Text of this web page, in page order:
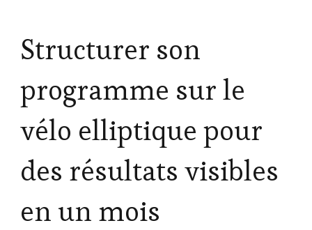
Structurer son
programme sur le
vélo elliptique pour
des résultats visibles
en un mois